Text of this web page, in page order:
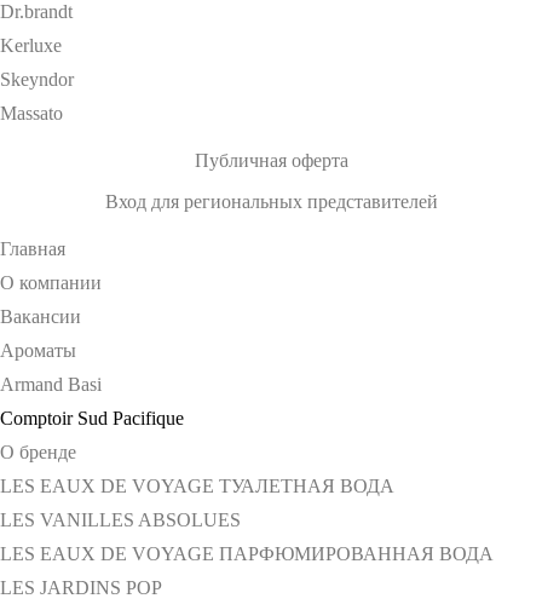
Dr.brandt
Kerluxe
Skeyndor
Massato
Публичная оферта
Вход для региональных представителей
Главная
О компании
Вакансии
Ароматы
Armand Basi
Comptoir Sud Pacifique
О бренде
LES EAUX DE VOYAGE ТУАЛЕТНАЯ ВОДА
LES VANILLES ABSOLUES
LES EAUX DE VOYAGE ПАРФЮМИРОВАННАЯ ВОДА
LES JARDINS POP